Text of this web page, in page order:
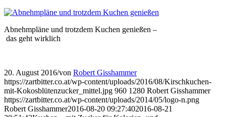
Abnehmpläne und trotzdem Kuchen genießen –
das geht wirklich
20. August 2016/von Robert Gisshammer
https://zartbitter.co.at/wp-content/uploads/2016/08/Kirschkuchen-
mit-Kokosblütenzucker_mittel.jpg 960 1280 Robert Gisshammer
https://zartbitter.co.at/wp-content/uploads/2014/05/logo-n.png
Robert Gisshammer2016-08-20 09:27:402016-08-21